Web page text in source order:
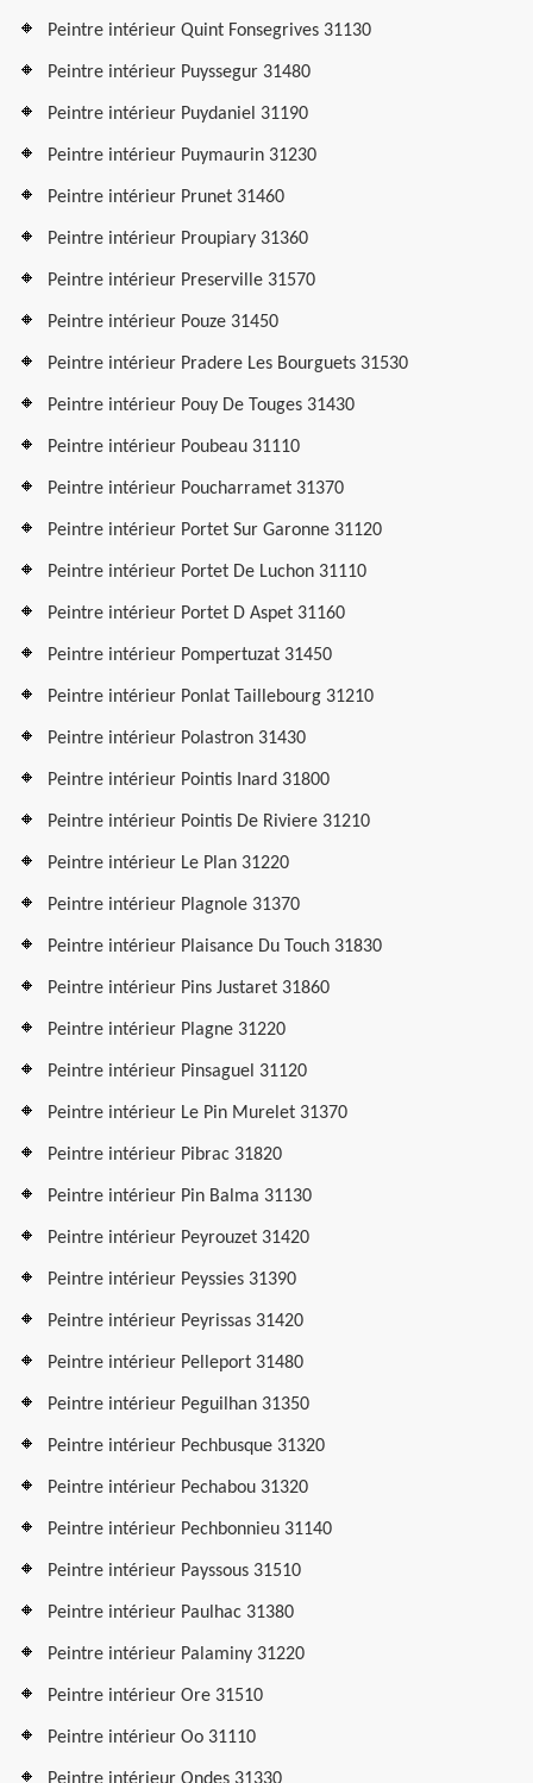
Peintre intérieur Quint Fonsegrives 31130
Peintre intérieur Puyssegur 31480
Peintre intérieur Puydaniel 31190
Peintre intérieur Puymaurin 31230
Peintre intérieur Prunet 31460
Peintre intérieur Proupiary 31360
Peintre intérieur Preserville 31570
Peintre intérieur Pouze 31450
Peintre intérieur Pradere Les Bourguets 31530
Peintre intérieur Pouy De Touges 31430
Peintre intérieur Poubeau 31110
Peintre intérieur Poucharramet 31370
Peintre intérieur Portet Sur Garonne 31120
Peintre intérieur Portet De Luchon 31110
Peintre intérieur Portet D Aspet 31160
Peintre intérieur Pompertuzat 31450
Peintre intérieur Ponlat Taillebourg 31210
Peintre intérieur Polastron 31430
Peintre intérieur Pointis Inard 31800
Peintre intérieur Pointis De Riviere 31210
Peintre intérieur Le Plan 31220
Peintre intérieur Plagnole 31370
Peintre intérieur Plaisance Du Touch 31830
Peintre intérieur Pins Justaret 31860
Peintre intérieur Plagne 31220
Peintre intérieur Pinsaguel 31120
Peintre intérieur Le Pin Murelet 31370
Peintre intérieur Pibrac 31820
Peintre intérieur Pin Balma 31130
Peintre intérieur Peyrouzet 31420
Peintre intérieur Peyssies 31390
Peintre intérieur Peyrissas 31420
Peintre intérieur Pelleport 31480
Peintre intérieur Peguilhan 31350
Peintre intérieur Pechbusque 31320
Peintre intérieur Pechabou 31320
Peintre intérieur Pechbonnieu 31140
Peintre intérieur Payssous 31510
Peintre intérieur Paulhac 31380
Peintre intérieur Palaminy 31220
Peintre intérieur Ore 31510
Peintre intérieur Oo 31110